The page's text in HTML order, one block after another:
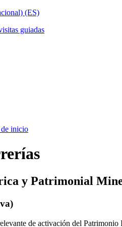
y Patrimonial